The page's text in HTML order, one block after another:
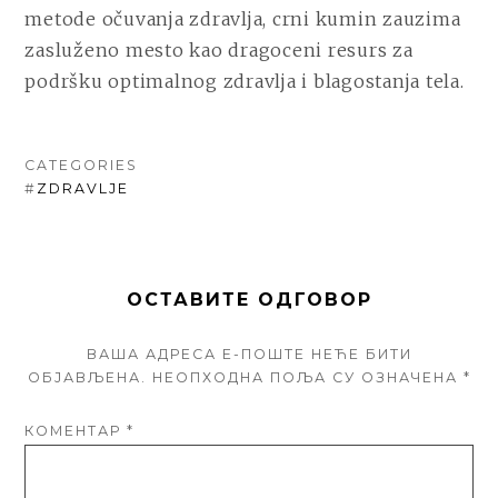
metode očuvanja zdravlja, crni kumin zauzima
zasluženo mesto kao dragoceni resurs za
podršku optimalnog zdravlja i blagostanja tela.
CATEGORIES
# ZDRAVLJE
ОСТАВИТЕ ОДГОВОР
ВАША АДРЕСА Е-ПОШТЕ НЕЋЕ БИТИ
ОБЈАВЉЕНА.
НЕОПХОДНА ПОЉА СУ ОЗНАЧЕНА *
КОМЕНТАР*